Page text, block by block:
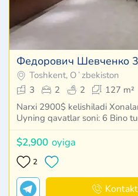
Федорович Шевченко
Toshkent, Oʻzbekiston
3
2 2 127 m²
Narxi 2900$ kelishiladi
Uyning qavatlar soni: 6 Bino
$2,900 oyiga
2